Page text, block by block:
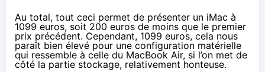
Au total, tout ceci permet de présenter un iMac à
1099 euros, soit 200 euros de moins que le premier
prix précédent. Cependant, 1099 euros, cela nous
paraît bien élevé pour une configuration matérielle
qui ressemble à celle du MacBook Air, si l’on met de
côté la partie stockage, relativement honteuse.